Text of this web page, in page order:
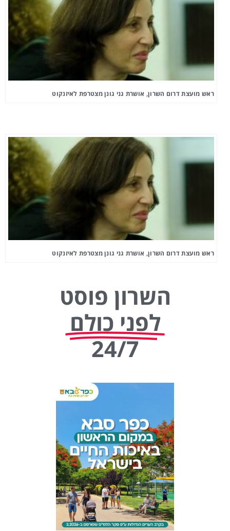
ראש מועצת דרום השרון, אושרת גני גונן מצטרפת לאיזנקוט
ראש מועצת דרום השרון, אושרת גני גונן מצטרפת לאיזנקוט
השרון פוסט
לפני כולם
24/7